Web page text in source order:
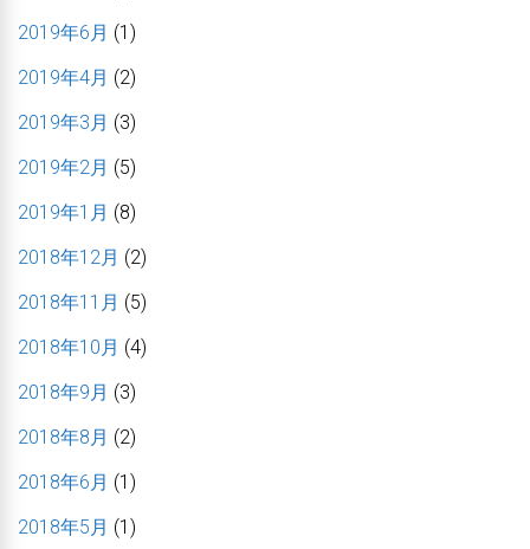
2019年6月 (1)
2019年4月 (2)
2019年3月 (3)
2019年2月 (5)
2019年1月 (8)
2018年12月 (2)
2018年11月 (5)
2018年10月 (4)
2018年9月 (3)
2018年8月 (2)
2018年6月 (1)
2018年5月 (1)